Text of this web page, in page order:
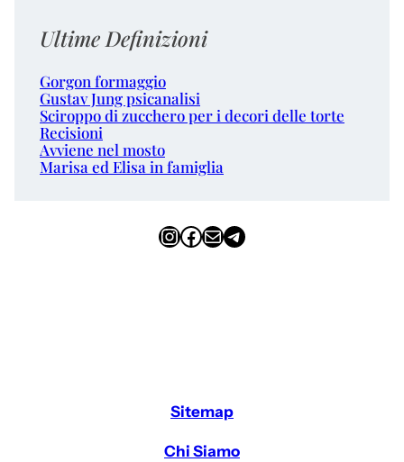
Ultime Definizioni
Gorgon formaggio
Gustav Jung psicanalisi
Sciroppo di zucchero per i decori delle torte
Recisioni
Avviene nel mosto
Marisa ed Elisa in famiglia
InstagramFacebook Email Telegram
Sitemap
Chi Siamo